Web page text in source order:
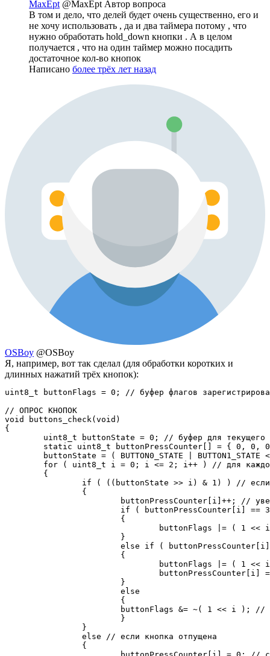
MaxEpt @MaxEpt Автор вопроса
В том и дело, что делей будет очень существенно, его и
не хочу использовать , да и два таймера потому , что
нужно обработать hold_down кнопки . А в целом
получается , что на один таймер можно посадить
достаточное кол-во кнопок
Написано более трёх лет назад
OSBoy @OSBoy
Я, например, вот так сделал (для обработки коротких и
длинных нажатий трёх кнопок):
uint8_t buttonFlags = 0; // буфер флагов
// ОПРОС КНОПОК
void buttons_check(void)
{